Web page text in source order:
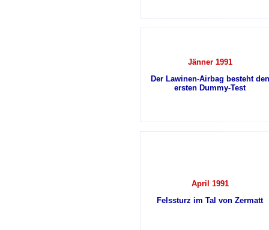
Jänner 1991
Der Lawinen-Airbag besteht den
ersten Dummy-Test
April 1991
Felssturz im Tal von Zermatt